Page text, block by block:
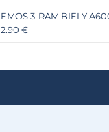
EMOS 3-RAM BIELY
2.90 €